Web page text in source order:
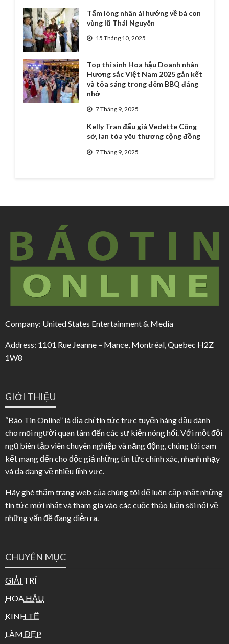
Tấm lòng nhân ái hướng về bà con
vùng lũ Thái Nguyên
15 Tháng 10, 2025
Top thí sinh Hoa hậu Doanh nhân
Hương sắc Việt Nam 2025 gắn kết
và tỏa sáng trong đêm BBQ đáng
nhớ
7 Tháng 9, 2025
Kelly Tran đấu giá Vedette Công
sở, lan tỏa yêu thương cộng đồng
7 Tháng 9, 2025
Company: United States Entertainment & Media
Address: 1101 Rue Jeanne – Mance, Montréal, Quebec H2Z
1W8
GIỚI THIỆU
“Báo Tin Online” là địa chỉ tin tức trực tuyến hàng đầu dành
cho mọi người quan tâm đến các sự kiện nóng hổi. Với một đội
ngũ biên tập viên chuyên nghiệp và năng động, chúng tôi cam
kết mang đến cho độc giả những tin tức chính xác, nhanh nhạy
và đa dạng về nhiều lĩnh vực.
Hãy ghé thăm trang web của chúng tôi để luôn cập nhật những
tin tức mới nhất và tham gia vào các cuộc thảo luận sôi nổi về
những vấn đề đang diễn ra.
CHUYÊN MỤC
GIẢI TRÍ
HOA HẬU
KINH TẾ
LÀM ĐẸP